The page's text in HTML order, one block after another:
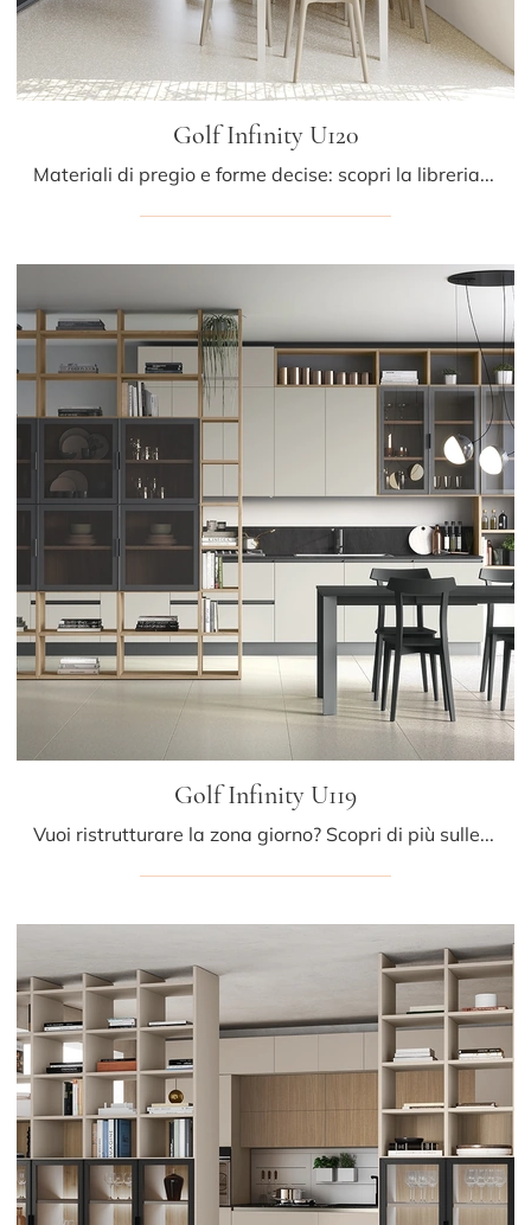
Golf Infinity U120
Materiali di pregio e forme decise: scopri la libreria Golf Infinity U120 di Colombini Casa tra le più originali Librerie moderne divisorie.
Golf Infinity U119
Vuoi ristrutturare la zona giorno? Scopri di più sulle librerie moderne sospese e arreda i tuoi interni con il modello Golf Infinity U119.